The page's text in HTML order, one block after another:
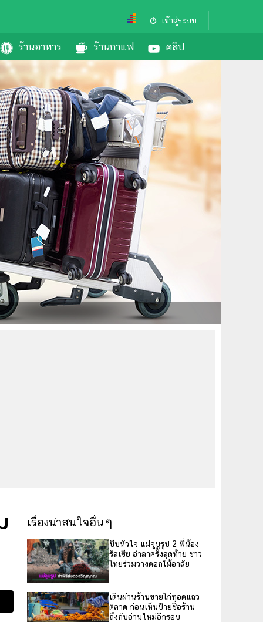
เข้าสู่ระบบ
ร้านอาหาร ร้านกาแฟ คลิป
เรื่องน่าสนใจอื่นๆ
บีบหัวใจ แม่จูบรูป 2 พี่น้อง
รัสเซีย อำลาครั้งสุดท้าย ชาว
ไทยร่วมวางดอกไม้อาลัย
เดินผ่านร้านขายไก่ทอดแถว
ตลาด ก่อนเห็นป้ายชื่อร้าน
ถึงกับอ่านใหม่อีกรอบ